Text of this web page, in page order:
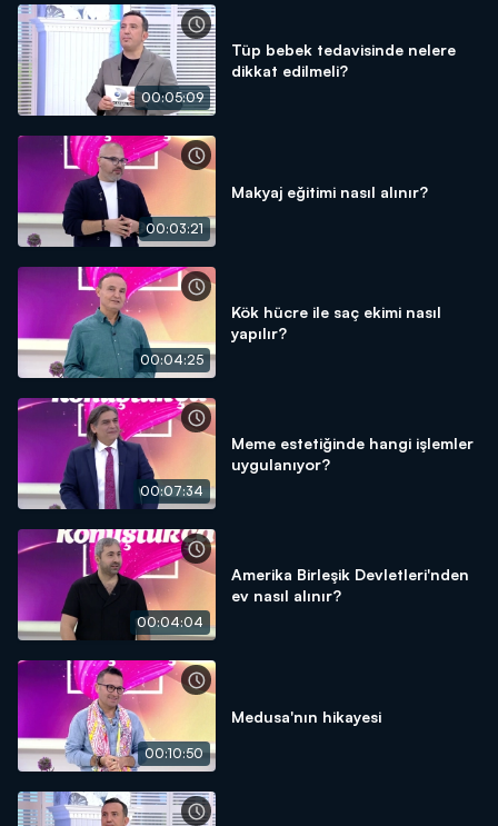
00:05:09
Tüp bebek tedavisinde nelere
dikkat edilmeli?
00:03:21
Makyaj eğitimi nasıl alınır?
00:04:25
Kök hücre ile saç ekimi nasıl
yapılır?
00:07:34
Meme estetiğinde hangi işlemler
uygulanıyor?
00:04:04
Amerika Birleşik Devletleri'nden
ev nasıl alınır?
00:10:50
Medusa'nın hikayesi